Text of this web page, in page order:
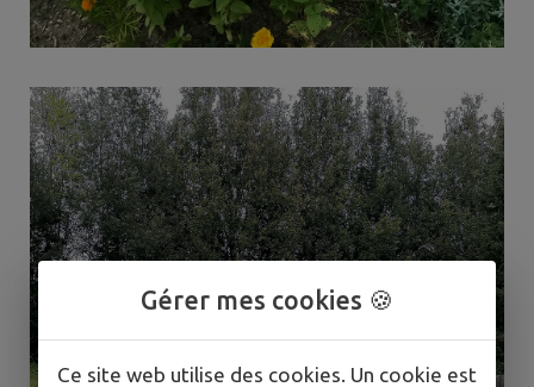
Gérer mes cookies 🍪
Ce site web utilise des cookies. Un cookie est